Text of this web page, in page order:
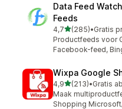
Data Feed
Feeds
4,7van 5 sterren
(285)
285 recensies in
•
Productfeeds voor
Facebook-feed,
Wixpa Google
4,9van 5 sterren
(213)
213 recensies in
•
Maak
Shopping